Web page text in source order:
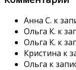
Анна С. к
Ольга К. к
Ольга К. к
Кристина к
Ольга к